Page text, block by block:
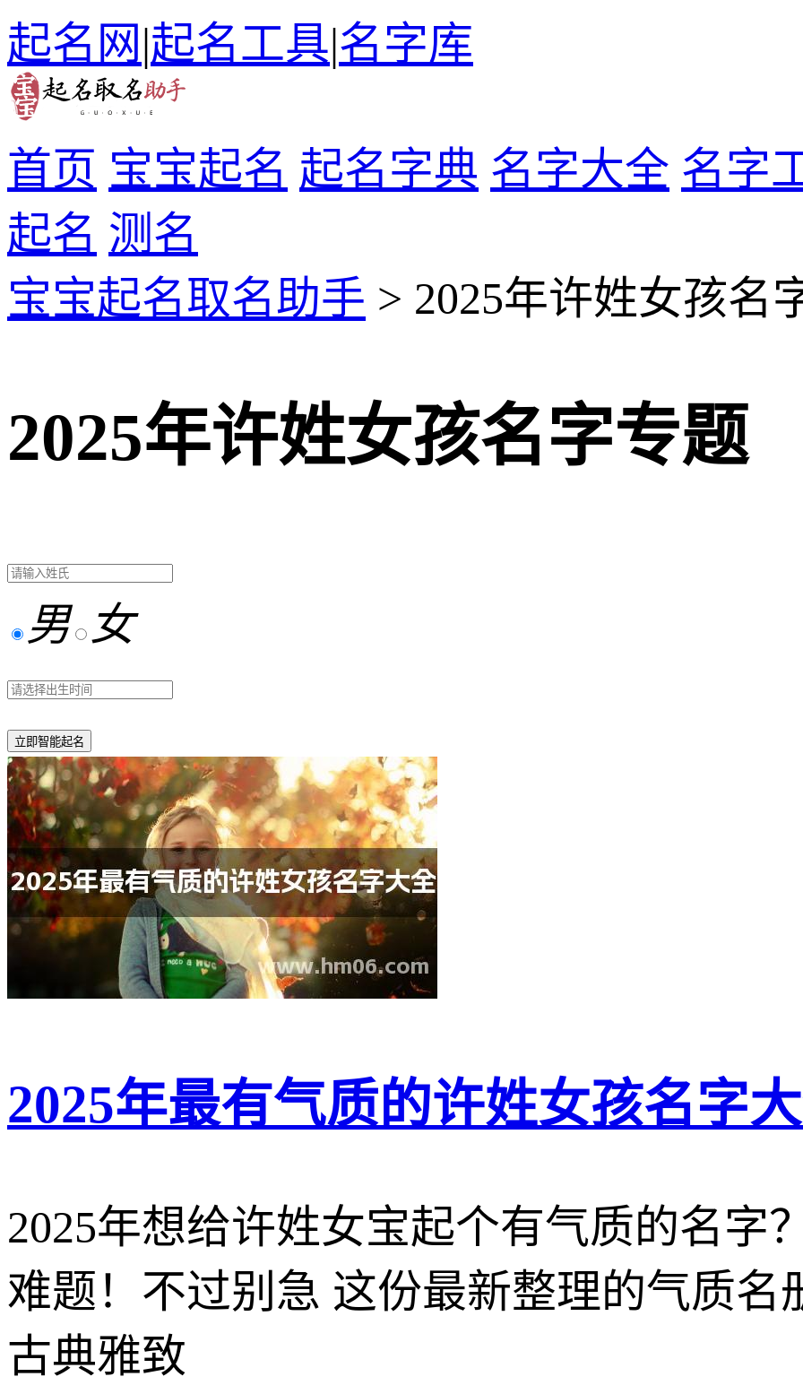
起名网|起名工具|名字库
首页 宝宝起名 起名字典 名字大全 名字
起名 测名
宝宝起名取名助手 > 2025年许姓女孩名
2025年许姓女孩名字专题
男 女
立即智能起名
2025年最有气质的许姓女孩名字
2025年想给许姓女宝起个有气质的名字
难题！不过别急 这份最新整理的气质名
古典雅致